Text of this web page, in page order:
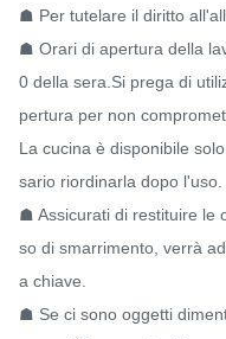
☗ Per tutelare il diritto
☗ Orari di apertura della
0 della sera.Si prega di
pertura per non
La cucina è disponibile
sario riordinarla dopo l'uso.
☗ Assicurati di restituire le
so di smarrimento, verrà
a chiave.
☗ Se ci sono oggetti